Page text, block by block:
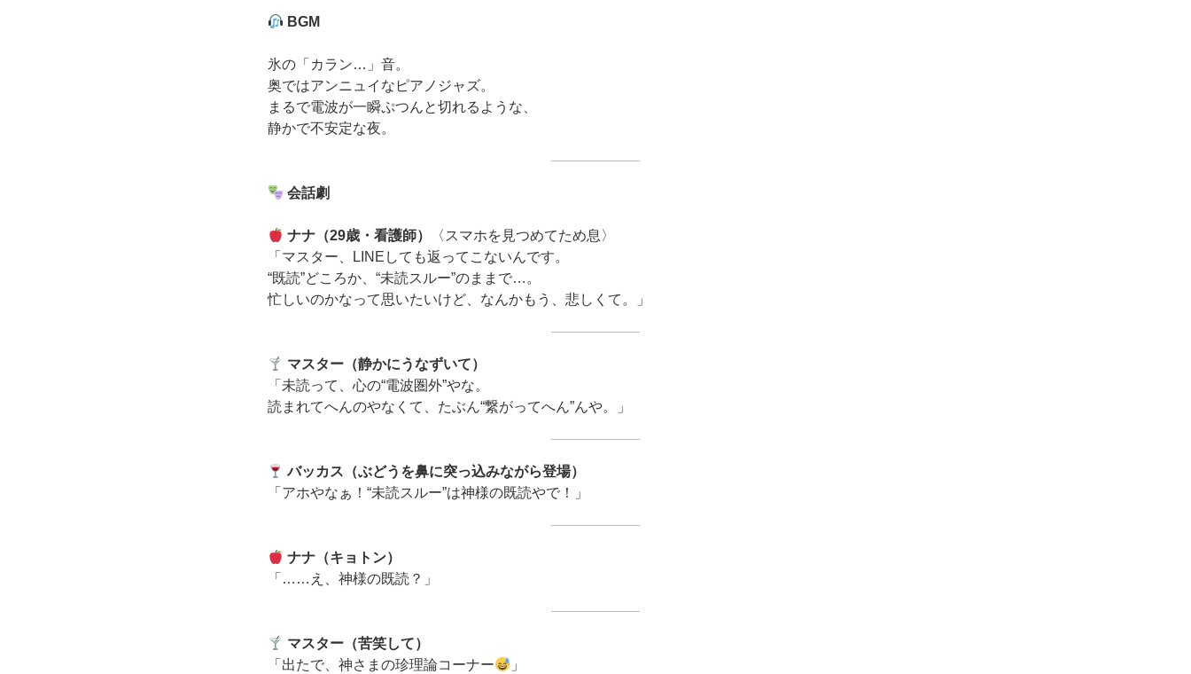
BGM
氷の「カラン…」音。
奥ではアンニュイなピアノジャズ。
まるで電波が一瞬ぷつんと切れるような、
静かで不安定な夜。
会話劇
ナナ（29歳・看護師）
〈スマホを見つめてため息〉
「マスター、LINEしても返ってこないんです。
“既読”どころか、“未読スルー”のままで…。
忙しいのかなって思いたいけど、なんかもう、悲しくて。」
マスター（静かにうなずいて）
「未読って、心の“電波圏外”やな。
読まれてへんのやなくて、たぶん“繋がってへん”んや。」
バッカス（ぶどうを鼻に突っ込みながら登場）
「アホやなぁ！“未読スルー”は神様の既読やで！」
ナナ（キョトン）
「……え、神様の既読？」
マスター（苦笑して）
「出たで、神さまの珍理論コーナー
」